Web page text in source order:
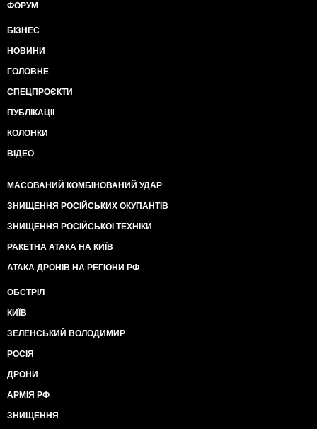
ФОРУМ
БІЗНЕС
НОВИНИ
ГОЛОВНЕ
СПЕЦПРОЄКТИ
ПУБЛІКАЦІЇ
КОЛОНКИ
ВІДЕО
МАСОВАНИЙ КОМБІНОВАНИЙ УДАР
ЗНИЩЕННЯ РОСІЙСЬКИХ ОКУПАНТІВ
ЗНИЩЕННЯ РОСІЙСЬКОЇ ТЕХНІКИ
РАКЕТНА АТАКА НА КИЇВ
АТАКА ДРОНІВ НА РЕГІОНИ РФ
ОБСТРІЛ
КИЇВ
ЗЕЛЕНСЬКИЙ ВОЛОДИМИР
РОСІЯ
ДРОНИ
АРМІЯ РФ
ЗНИЩЕННЯ